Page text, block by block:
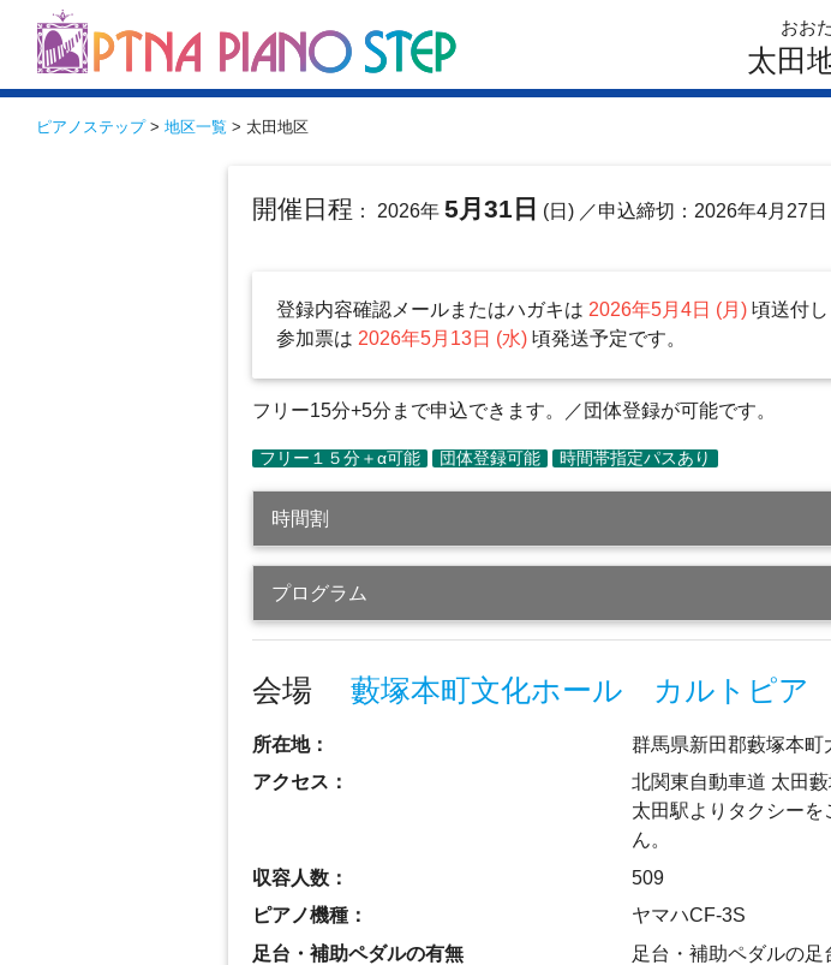
おおた
太田
ピアノステップ> 地区一覧 > 太田地区
開催日程 ： 2026年5月31日 (日) ／申込締切：2026年4月27日
登録内容確認メールまたはハガキは 2026年5月4日 (月)頃送付し
参加票は 2026年5月13日 (水)頃発送予定です。
フリー15分+5分まで申込できます。／団体登録が可能です。
時間割
プログラム
会場藪塚本町文化ホール カルトピア
所在地：
群馬県新田郡藪塚本町
アクセス：
北関東自動車道 太田
太田駅よりタクシー
ん。
収容人数：
509
ピアノ機種：
ヤマハCF-3S
足台・補助ペダルの有無
足台・補助ペダルの